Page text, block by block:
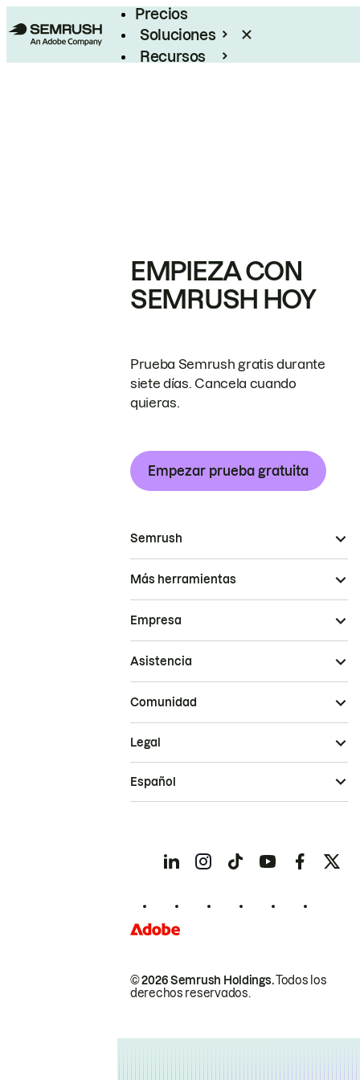
Precios
Soluciones
Recursos
EMPIEZA CON
SEMRUSH HOY
Prueba Semrush gratis durante
siete días. Cancela cuando
quieras.
Empezar prueba gratuita
Semrush
Más herramientas
Empresa
Asistencia
Comunidad
© 2026 Semrush Holdings.Todos los
derechos reservados.
Legal
Español